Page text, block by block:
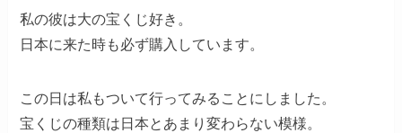
私の彼は大の宝くじ好き。
日本に来た時も必ず購入しています。
この日は私もついて行ってみることにしました。
宝くじの種類は日本とあまり変わらない模様。